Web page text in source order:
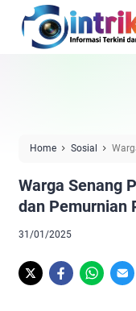
Home Sosial
Warga Senang
dan Pemurnian
31/01/2025